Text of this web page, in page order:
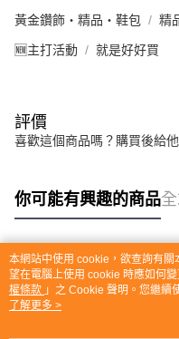
黃金鑽飾・精品・鞋包 精
🆕主打活動 就是好好買
評價
喜歡這個商品嗎？購買後給
你可能有興趣的商品
熱門標籤
本網站中使用 cookie，欲查詢有
望在電腦上使用 cookie 時應如何
權條款 」之 Cookie 聲明。您繼續
用條款之 Cookie 聲明使用 cookie。
了解更多 >